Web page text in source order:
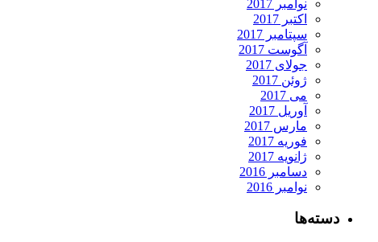
نوامبر 2017
اکتبر 2017
سپتامبر 2017
آگوست 2017
جولای 2017
ژوئن 2017
می 2017
آوریل 2017
مارس 2017
فوریه 2017
ژانویه 2017
دسامبر 2016
نوامبر 2016
دسته‌ها